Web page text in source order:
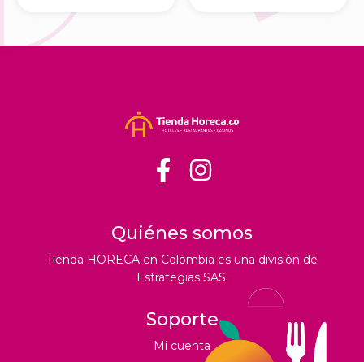
Quiénes somos
Tienda HORECA en Colombia es una división de
Estrategias SAS.
Soporte
Mi cuenta